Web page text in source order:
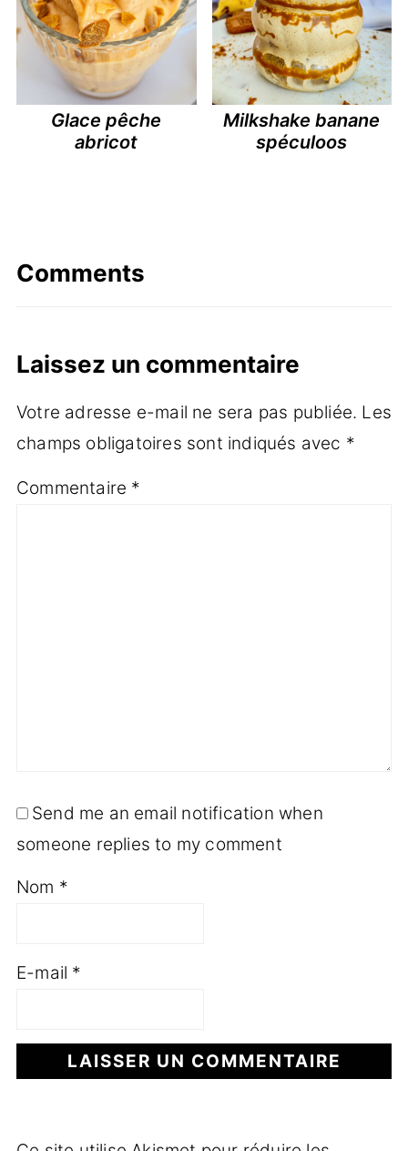
Glace pêche
abricot
Milkshake banane
spéculoos
Comments
Laissez un commentaire
Votre adresse e-mail ne sera pas publiée. Les
champs obligatoires sont indiqués avec *
Commentaire *
Send me an email notification when
someone replies to my comment
Nom *
E-mail *